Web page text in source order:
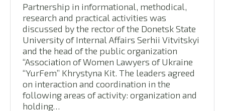
Partnership in informational, methodical,
research and practical activities was
discussed by the rector of the Donetsk State
University of Internal Affairs Serhii Vitvitskyi
and the head of the public organization
“Association of Women Lawyers of Ukraine
“YurFem” Khrystyna Kit. The leaders agreed
on interaction and coordination in the
following areas of activity: organization and
holding…